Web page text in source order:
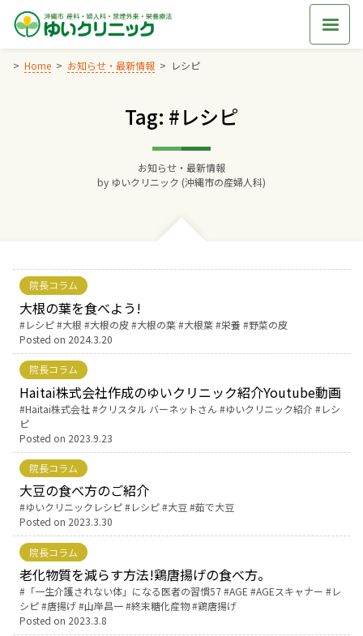
Skip
content
Home お知らせ・最新情報 レシピ
Tag: #レシピ
お知らせ・最新情報
by ゆいクリニック (沖縄市の産婦人科)
院長コラム
大根の葉を食べよう!
Tags:
レシピ 大根 大根の皮 大根の葉 大根葉 栄養
野菜の皮
Posted on 2024.3.20
院長コラム
Haitai株式会社作成のゆいクリニック紹介Youtube動画
Tags:
Haitai株式会社 クリスタル バーネットさん ゆいクリニック紹介
レシ
ピ
Posted on 2023.9.23
院長コラム
大豆の食べ方のご紹介
Tags:
ゆいクリニックレシピ レシピ 大豆 茹で大豆
Posted on 2023.3.30
院長コラム
老化物質を減らす方法!鶏唐揚げの食べ方。
Tags:「一生介護されない体」になる医者の習慣57 AGE AGEスキャナー
レ
シピ
唐揚げ 山岸昌一 終末糖化産物 鶏唐揚げ
Posted on 2023.3.8
Home
交通アクセス
妊婦健診
お産について
予防接種
その他の診療内容
‘さんルーム’ でさまざまな講座・クラス